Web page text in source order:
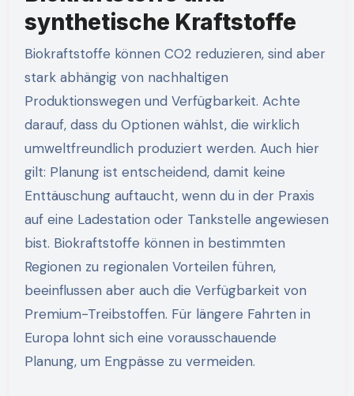
synthetische Kraftstoffe
Biokraftstoffe können CO2 reduzieren, sind aber
stark abhängig von nachhaltigen
Produktionswegen und Verfügbarkeit. Achte
darauf, dass du Optionen wählst, die wirklich
umweltfreundlich produziert werden. Auch hier
gilt: Planung ist entscheidend, damit keine
Enttäuschung auftaucht, wenn du in der Praxis
auf eine Ladestation oder Tankstelle angewiesen
bist. Biokraftstoffe können in bestimmten
Regionen zu regionalen Vorteilen führen,
beeinflussen aber auch die Verfügbarkeit von
Premium-Treibstoffen. Für längere Fahrten in
Europa lohnt sich eine vorausschauende
Planung, um Engpässe zu vermeiden.